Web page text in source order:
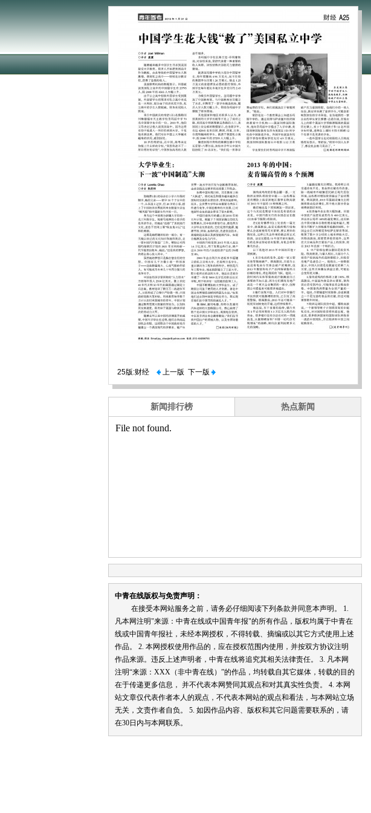
25版:财经 上一版 下一版
新闻排行榜 热点新闻
中青在线版权与免责声明：
在接受本网站服务之前，请务必仔细阅读下列条款并同意本声明。 1.
凡本网注明"来源：中青在线或中国青年报"的所有作品，版权均属于中青在
线或中国青年报社，未经本网授权，不得转载、摘编或以其它方式使用上述
作品。 2. 本网授权使用作品的，应在授权范围内使用，并按双方协议注明
作品来源。违反上述声明者，中青在线将追究其相关法律责任。 3. 凡本网
注明“来源：XXX（非中青在线）”的作品，均转载自其它媒体，转载的目的
在于传递更多信息， 并不代表本网赞同其观点和对其真实性负责。 4. 本网
站文章仅代表作者本人的观点，不代表本网站的观点和看法，与本网站立场
无关，文责作者自负。 5. 如因作品内容、版权和其它问题需要联系的，请
在30日内与本网联系。